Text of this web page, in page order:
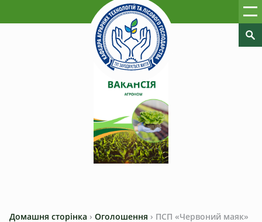
Домашня сторінка › Оголошення › ПСП «Червоний маяк»